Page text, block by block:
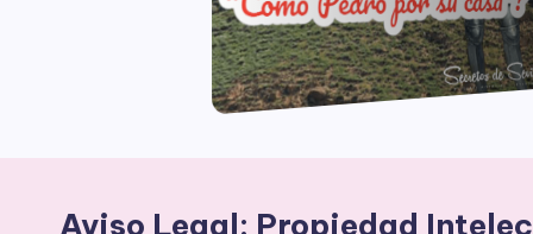
Aviso Legal: Propiedad